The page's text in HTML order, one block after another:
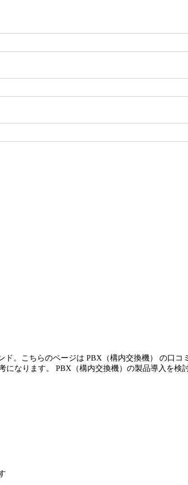
。こちらのページは PBX（構内交換機） の口
なります。 PBX（構内交換機）の製品導入を検